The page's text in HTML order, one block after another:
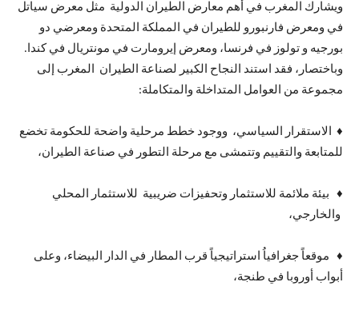
ويشارك المغرب في أهم معارض الطيران الدولية مثل معرض سياتل
في ومعرض فارنبورو للطيران في المملكة المتحدة ومعرضي دو
بورجيه و تولوز في فرنسا، ومعرض إيرومارت في مونتريال في كندا.
وباختصار، فقد استند النجاح الكبير لصناعة الطيران المغرب إلى
مجموعة من العوامل المتداخلة والمتكاملة:
♦ الاستقرار السياسي، ووجود خطط مرحلية واضحة للحكومة تخضع
للمتابعة والتقييم وتتمشى مع مرحلة التطور في صناعة الطيران،
♦ بيئة ملائمة للاستثمار وتحفيزات ضريبية للاستثمار المحلي
والخارجي،
♦ موقعاً جغرافياُ استراتيجياً قرب المطار في الدار البيضاء، وعلى
أبواب أوروبا في طنجة،